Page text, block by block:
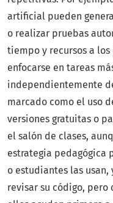
artificial pueden
o realizar pruebas
tiempo y recursos a
enfocarse en tareas
independientemente
marcado como el uso
versiones gratuitas o
el salón de clases,
estrategia pedagógica
o estudiantes las usan,
revisar su código, pero